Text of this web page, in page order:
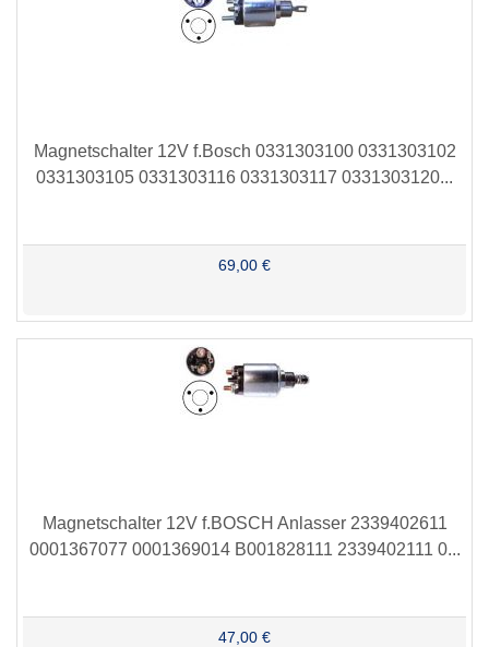
Magnetschalter 12V f.Bosch 0331303100 0331303102
0331303105 0331303116 0331303117 0331303120...
69,00 €
Magnetschalter 12V f.BOSCH Anlasser 2339402611
0001367077 0001369014 B001828111 2339402111 0...
47,00 €